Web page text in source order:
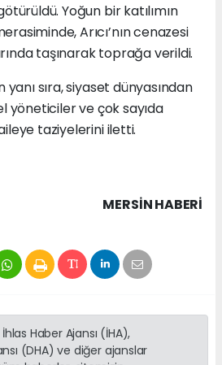
Yoğun bir katılımın
Arıcı’nın cenazesi
taşınarak toprağa verildi.
yanı sıra, siyaset dünyasından
yöneticiler ve çok sayıda
taziyelerini iletti.
MERSIN HABERİ
Haber Ajansı (İHA),
(DHA) ve diğer ajanslar